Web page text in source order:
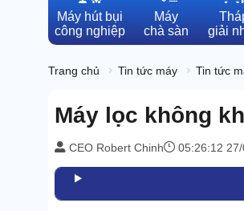
Máy hút bụi
công nghiệp
Máy
chà sàn
giải
Trang chủ Tin tức máy Tin tức
Máy lọc không
CEO Robert Chinh 05:26:12